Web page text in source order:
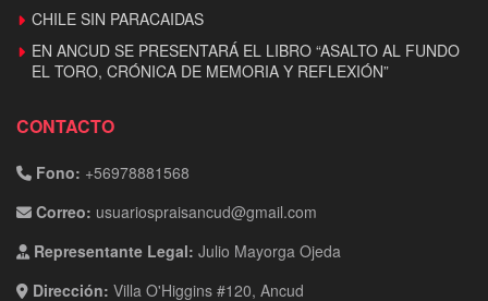
CHILE SIN PARACAIDAS
EN ANCUD SE PRESENTARÁ EL LIBRO “ASALTO AL FUNDO
EL TORO, CRÓNICA DE MEMORIA Y REFLEXIÓN”
CONTACTO
Fono: +56978881568
Correo: usuariospraisancud@gmail.com
Representante Legal: Julio Mayorga Ojeda
Dirección: Villa O'Higgins #120, Ancud